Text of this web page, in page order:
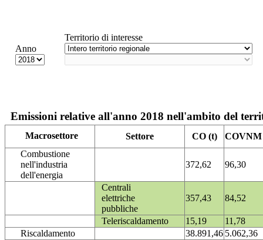
Anno
Territorio di interesse
Emissioni relative all'anno 2018 nell'ambito del
Macrosettore Settore CO (t)
COVNM
Combustione
nell'industria
dell'energia
372,62 96,30
Centrali
elettriche
pubbliche
357,43 84,52
Teleriscaldamento 15,19
11,78
Riscaldamento
38.891,46 5.062,36